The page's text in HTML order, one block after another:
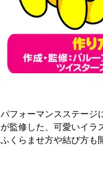
パフォーマンスステージ
が監修した、可愛いイラ
ふくらませ方や結び方も